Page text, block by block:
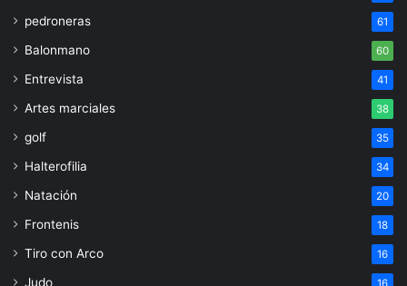
pedroneras 61
Balonmano 60
Entrevista 41
Artes marciales 38
golf 35
Halterofilia 34
Natación 20
Frontenis 18
Tiro con Arco 16
Judo 16